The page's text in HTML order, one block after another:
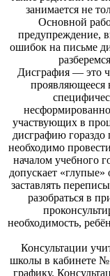
занимается не
Основной
предупреждение,
ошибок на письме
Дисграфия — это
проявляющееся
участвующих в
дисграфию гораздо
необходимо
началом учебного
допускает
заставлять
разобраться в
необходимость,
Консультации
школы в кабинете №
графику.